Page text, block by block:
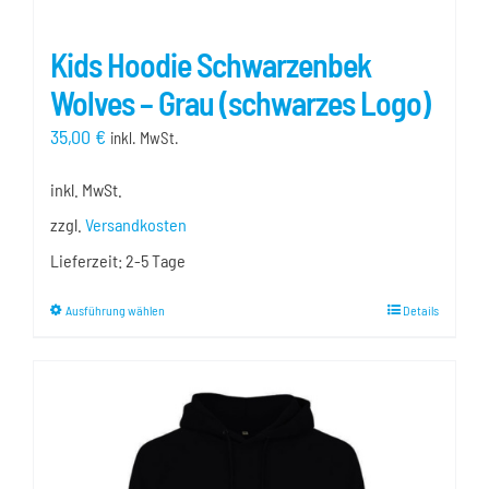
Kids Hoodie Schwarzenbek
Wolves – Grau (schwarzes Logo)
35,00 € inkl. MwSt.
inkl. MwSt.
zzgl. Versandkosten
Lieferzeit: 2-5 Tage
Ausführung wählen
mehrere
Varianten
Details